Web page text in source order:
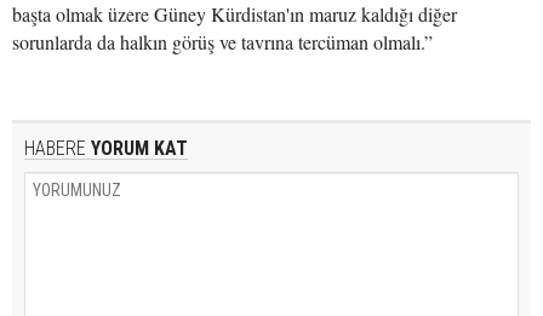
başta olmak üzere Güney Kürdistan'ın maruz kaldığı diğer
sorunlarda da halkın görüş ve tavrına tercüman olmalı.”
HABERE YORUM KAT